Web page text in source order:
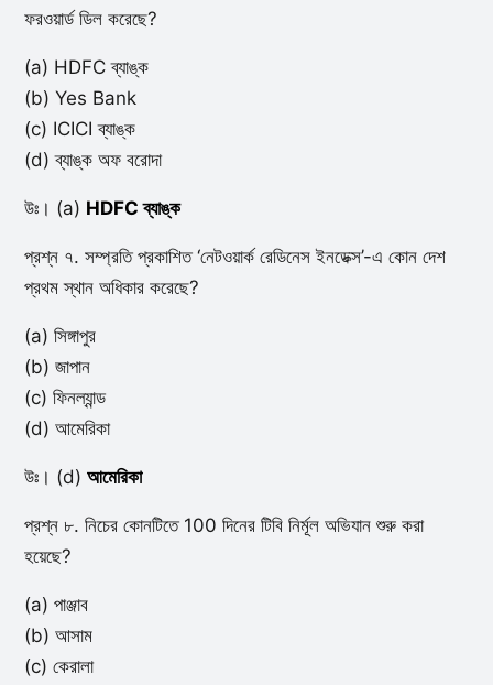
ফরওয়ার্ড ডিল করেছে?
(a) HDFC ব্যাঙ্ক
(b) Yes Bank
(c) ICICI ব্যাঙ্ক
(d) ব্যাঙ্ক অফ বরোদা
উঃ। (a) HDFC ব্যাঙ্ক
প্রশ্ন ৭. সম্প্রতি প্রকাশিত ‘নেটওয়ার্ক রেডিনেস ইনডেক্স’-এ কোন দেশ
প্রথম স্থান অধিকার করেছে?
(a) সিঙ্গাপুর
(b) জাপান
(c) ফিনল্যান্ড
(d) আমেরিকা
উঃ। (d) আমেরিকা
প্রশ্ন ৮. নিচের কোনটিতে 100 দিনের টিবি নির্মূল অভিযান শুরু করা
হয়েছে?
(a) পাঞ্জাব
(b) আসাম
(c) কেরালা